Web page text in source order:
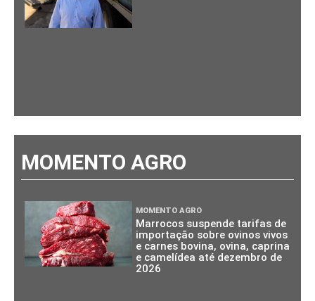
MOMENTO AGRO
MOMENTO AGRO
Marrocos suspende tarifas de
importação sobre ovinos vivos
e carnes bovina, ovina, caprina
e camelídea até dezembro de
2026